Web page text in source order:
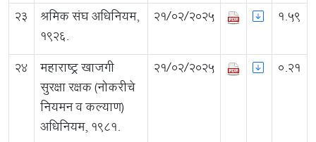
23 श्रमिक संघ अधिनियम,
१९२६.
21/02/2025 1.59
24 महाराष्ट्र खाजगी
सुरक्षा रक्षक (नोकरीचे
नियमन व कल्याण)
अधिनियम, १९८१.
21/02/2025 0.21